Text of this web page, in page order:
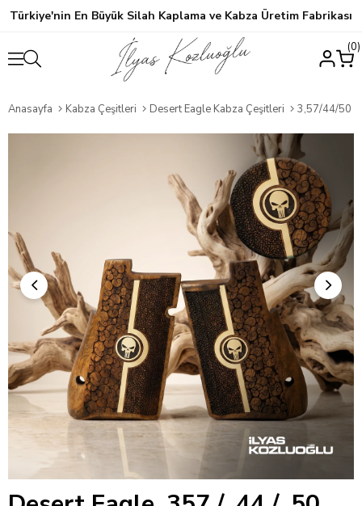
Türkiye'nin En Büyük Silah Kaplama ve Kabza Üretim Fabrikası
0
Anasayfa Kabza Çeşitleri Desert Eagle Kabza Çeşitleri 3,57/44/50